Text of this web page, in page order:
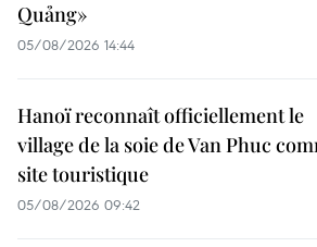
Quảng»
05/08/2026 14:44
Hanoï reconnaît officiellement le
village de la soie de Van Phuc
site touristique
05/08/2026 09:42